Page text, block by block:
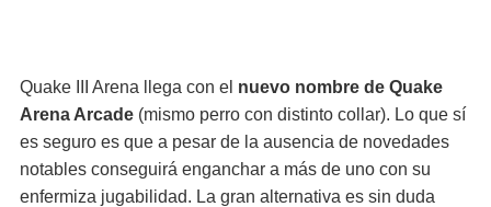
Quake III Arena llega con el nuevo nombre de Quake
Arena Arcade (mismo perro con distinto collar). Lo que sí
es seguro es que a pesar de la ausencia de novedades
notables conseguirá enganchar a más de uno con su
enfermiza jugabilidad. La gran alternativa es sin duda